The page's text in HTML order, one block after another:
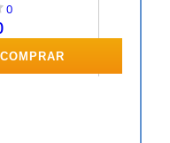
0
COMPRAR